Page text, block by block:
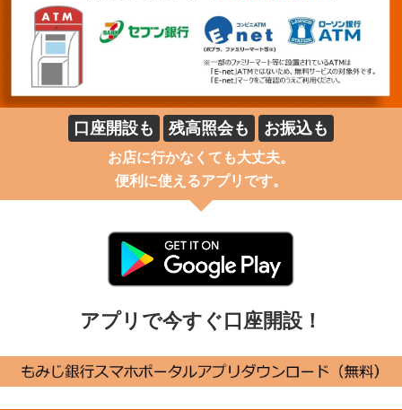
口座開設も 残高照会も お振込も
お店に行かなくても大丈夫。
便利に使えるアプリです。
アプリで今すぐ口座開設！